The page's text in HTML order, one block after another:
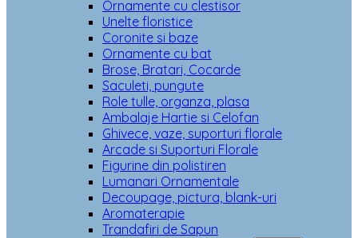
Ornamente cu clestisor
Unelte floristice
Coronite si baze
Ornamente cu bat
Brose, Bratari, Cocarde
Saculeti, pungute
Role tulle, organza, plasa
Ambalaje Hartie si Celofan
Ghivece, vaze, suporturi florale
Arcade si Suporturi Florale
Figurine din polistiren
Lumanari Ornamentale
Decoupage, pictura, blank-uri
Aromaterapie
Trandafiri de Sapun